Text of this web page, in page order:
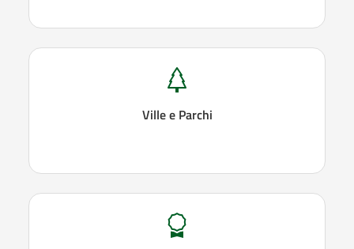
Ville e Parchi